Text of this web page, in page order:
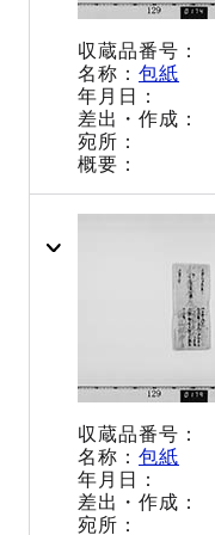
包紙
包紙